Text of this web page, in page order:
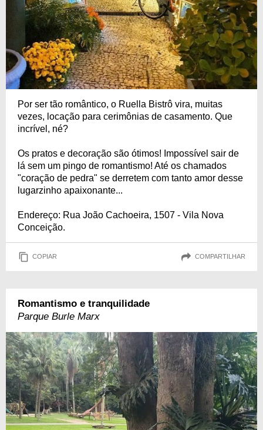
Por ser tão romântico, o Ruella Bistrô vira, muitas
vezes, locação para cerimônias de casamento. Que
incrível, né?
Os pratos e decoração são ótimos! Impossível sair de
lá sem um pingo de romantismo! Até os chamados
"coração de pedra" se derretem com tanto amor desse
lugarzinho apaixonante...
Endereço: Rua João Cachoeira, 1507 - Vila Nova
Conceição.
COPIAR COMPARTILHAR
Romantismo e tranquilidade
Parque Burle Marx